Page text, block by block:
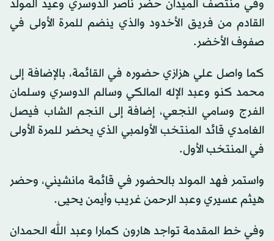
وفي منتصف الميدان حضر ناصر الدوسري وعيد المولد
القادم من فريق الأخدود والذي ينضم للمرة الأولى في
صفوف الأخضر.
كما واصل علي هزازي حضوره في القائمة، بالإضافة إلى
محمد كنو وعبد الإله المالكي وسالم الدوسري وسلمان
الفرج وسامي النجعي، إضافة إلى النجم الشاب فيصل
الغامدي قائد المنتخب الأولمبي الذي يحضر للمرة الأولى
في المنتخب الأول.
واستمر فهد المولد بالحضور في قائمة مانشيني، وحضر
هيثم عسيري وعبد الرحمن غريب وأيمن يحيى.
وفي خط المقدمة تواجد هارون كمارا وعبد الله الحمدان